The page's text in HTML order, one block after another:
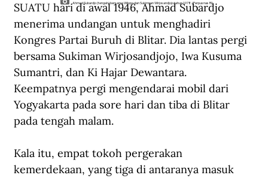
Ahmad Subardjo (tengah) bersama Wilopo dan Sukirman Wirjosandjojo tahun 1978. (Perpusnas RI).
SUATU hari di awal 1946, Ahmad Subardjo
menerima undangan untuk menghadiri
Kongres Partai Buruh di Blitar. Dia lantas pergi
bersama Sukiman Wirjosandjojo, Iwa Kusuma
Sumantri, dan Ki Hajar Dewantara.
Keempatnya pergi mengendarai mobil dari
Yogyakarta pada sore hari dan tiba di Blitar
pada tengah malam.
Kala itu, empat tokoh pergerakan
kemerdekaan, yang tiga di antaranya masuk